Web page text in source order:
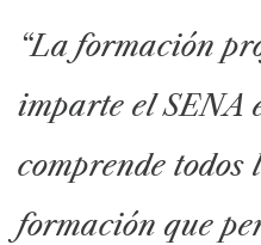
“La formación
imparte el SENA
comprende todos
formación que